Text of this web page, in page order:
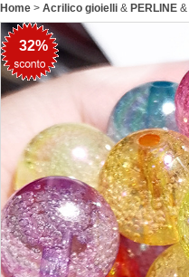
Home > Acrilico gioielli & PERLINE &
32%